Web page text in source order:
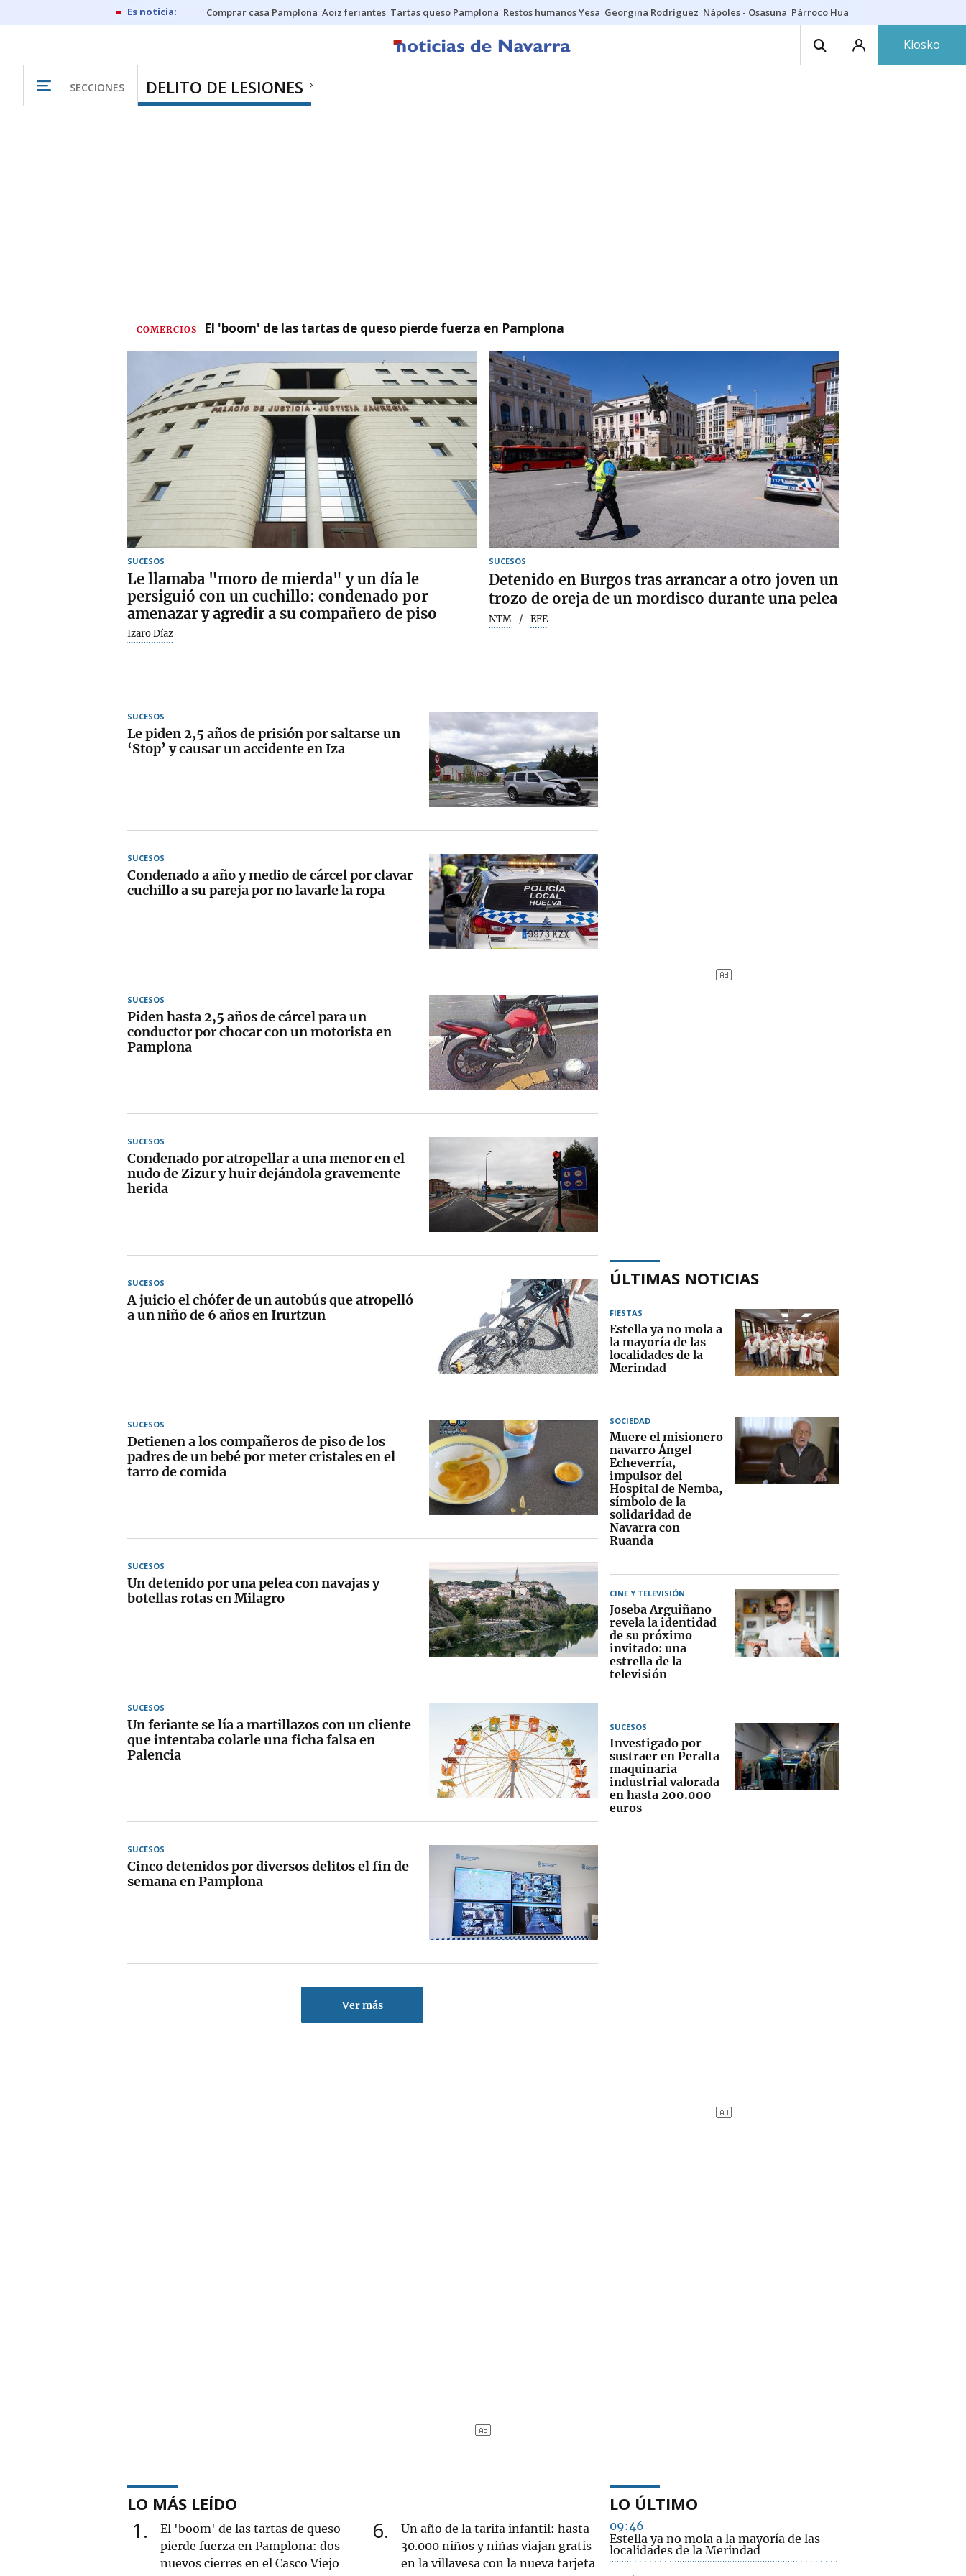
Comprar casa Pamplona Aoiz feriantes Tartas queso Pamplona Restos humanos Yesa Georgina Rodríguez Nápoles - Osasuna Párroco Huarte
Kiosko
SECCIONES DELITO DE LESIONES
COMERCIOS El 'boom' de las tartas de queso pierde fuerza en Pamplona
SUCESOS
Le llamaba "moro de mierda" y un día le
persiguió con un cuchillo: condenado por
amenazar y agredir a su compañero de piso
Izaro Díaz
SUCESOS
Detenido en Burgos tras arrancar a otro joven un
trozo de oreja de un mordisco durante una pelea
NTM EFE
SUCESOS
Le piden 2,5 años de prisión por saltarse un
‘Stop’ y causar un accidente en Iza
SUCESOS
Condenado a año y medio de cárcel por clavar
cuchillo a su pareja por no lavarle la ropa
SUCESOS
Piden hasta 2,5 años de cárcel para un
conductor por chocar con un motorista en
Pamplona
SUCESOS
Condenado por atropellar a una menor en el
nudo de Zizur y huir dejándola gravemente
herida
SUCESOS
A juicio el chófer de un autobús que atropelló
a un niño de 6 años en Irurtzun
SUCESOS
Detienen a los compañeros de piso de los
padres de un bebé por meter cristales en el
tarro de comida
SUCESOS
Un detenido por una pelea con navajas y
botellas rotas en Milagro
SUCESOS
Un feriante se lía a martillazos con un cliente
que intentaba colarle una ficha falsa en
Palencia
SUCESOS
Cinco detenidos por diversos delitos el fin de
semana en Pamplona
Ver más
ÚLTIMAS NOTICIAS
FIESTAS
Estella ya no mola a
la mayoría de las
localidades de la
Merindad
SOCIEDAD
Muere el misionero
navarro Ángel
Echeverría,
impulsor del
Hospital de Nemba,
símbolo de la
solidaridad de
Navarra con
Ruanda
CINE Y TELEVISIÓN
Joseba Arguiñano
revela la identidad
de su próximo
invitado: una
estrella de la
televisión
SUCESOS
Investigado por
sustraer en Peralta
maquinaria
industrial valorada
en hasta 200.000
euros
LO MÁS LEÍDO
1
El 'boom' de las tartas de queso
pierde fuerza en Pamplona: dos
nuevos cierres en el Casco Viejo
6
Un año de la tarifa infantil: hasta
30.000 niños y niñas viajan gratis
en la villavesa con la nueva tarjeta
LO ÚLTIMO
09:46
Estella ya no mola a la mayoría de las
localidades de la Merindad